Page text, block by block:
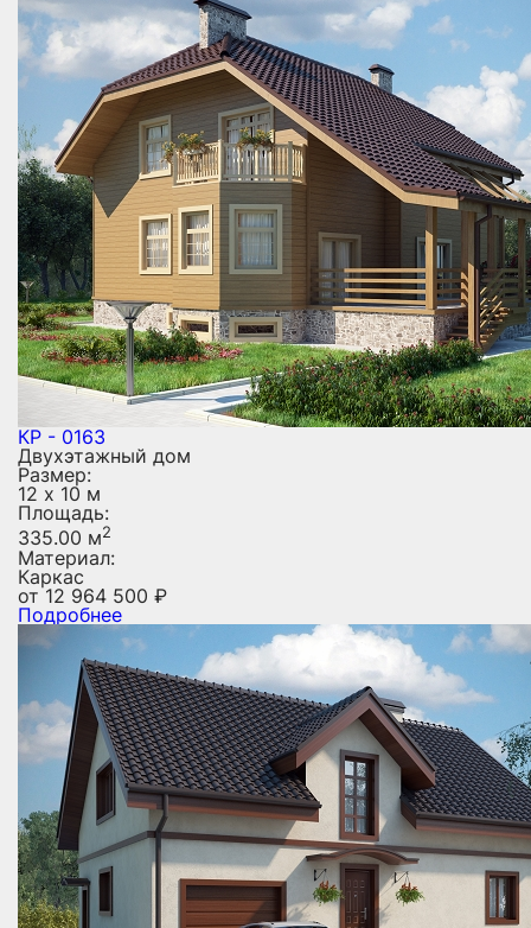
КР - 0163
Двухэтажный дом
Размер:
12 х 10 м
Площадь:
335.00 м2
Материал:
Каркас
от12 964 500 ₽
Подробнее